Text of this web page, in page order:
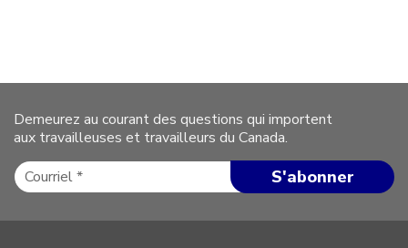
Demeurez au courant des questions qui importent
aux travailleuses et travailleurs du Canada.